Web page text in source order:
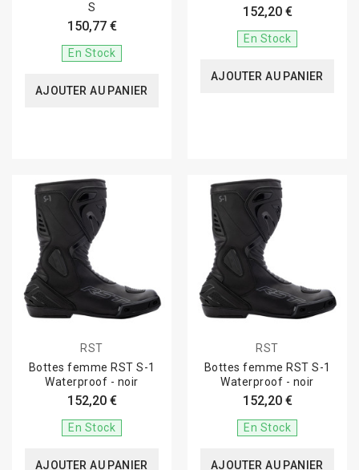
S
150,77 €
En Stock
AJOUTER AU PANIER
152,20 €
En Stock
AJOUTER AU PANIER
RST
Bottes femme RST S-1
Waterproof - noir
152,20 €
En Stock
AJOUTER AU PANIER
RST
Bottes femme RST S-1
Waterproof - noir
152,20 €
En Stock
AJOUTER AU PANIER